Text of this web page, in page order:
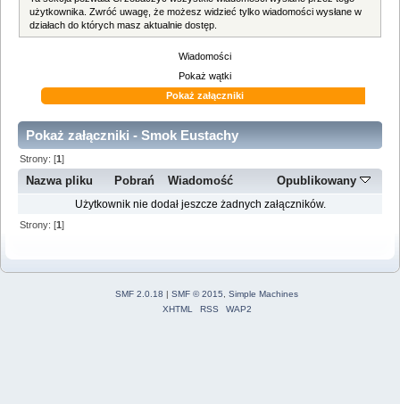
użytkownika. Zwróć uwagę, że możesz widzieć tylko wiadomości wysłane w
działach do których masz aktualnie dostęp.
Wiadomości
Pokaż wątki
Pokaż załączniki
Pokaż załączniki - Smok Eustachy
Strony: [1]
Nazwa pliku Pobrań Wiadomość Opublikowany
Użytkownik nie dodał jeszcze żadnych załączników.
Strony: [1]
SMF 2.0.18 | SMF © 2015
Simple Machines
XHTML
RSS WAP2